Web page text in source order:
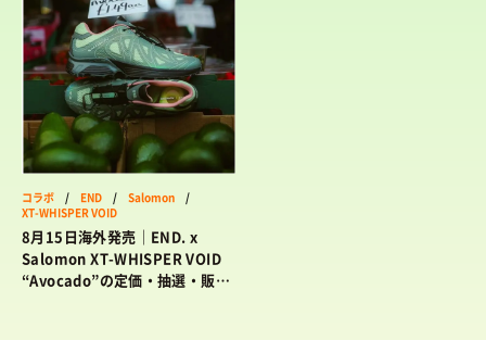
コラボ / END / Salomon /
XT-WHISPER VOID
8月15日海外発売｜END. x
Salomon XT-WHISPER VOID
“Avocado”の定価・抽選・販売